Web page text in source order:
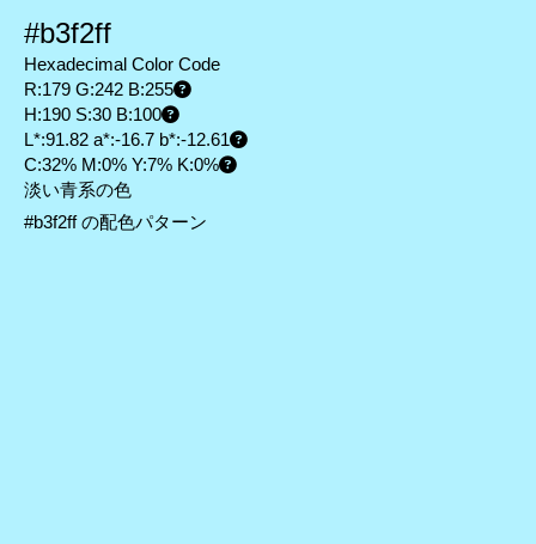
#b3f2ff
Hexadecimal Color Code
R:179 G:242 B:255
H:190 S:30 B:100
L*:91.82 a*:-16.7 b*:-12.61
C:32% M:0% Y:7% K:0%
淡い青系の色
#b3f2ff の配色パターン